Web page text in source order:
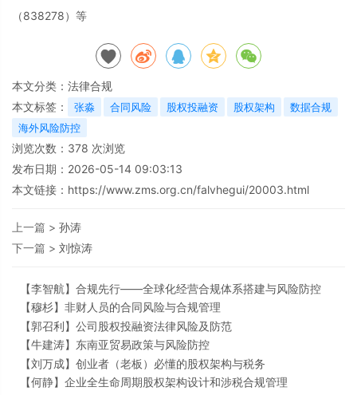
（838278）等
本文分类： 法律合规
本文标签：
张淼 合同风险 股权投融资 股权架构
数据合规
海外风险防控
浏览次数： 378 次浏览
发布日期：2026-05-14 09:03:13
本文链接： https://www.zms.org.cn/falvhegui/20003.html
上一篇 > 孙涛
下一篇 > 刘惊涛
【李智航】 合规先行——全球化经营合规体系搭建与风险防控
【穆杉】 非财人员的合同风险与合规管理
【郭召利】 公司股权投融资法律风险及防范
【牛建涛】 东南亚贸易政策与风险防控
【刘万成】 创业者（老板）必懂的股权架构与税务
【何静】 企业全生命周期股权架构设计和涉税合规管理